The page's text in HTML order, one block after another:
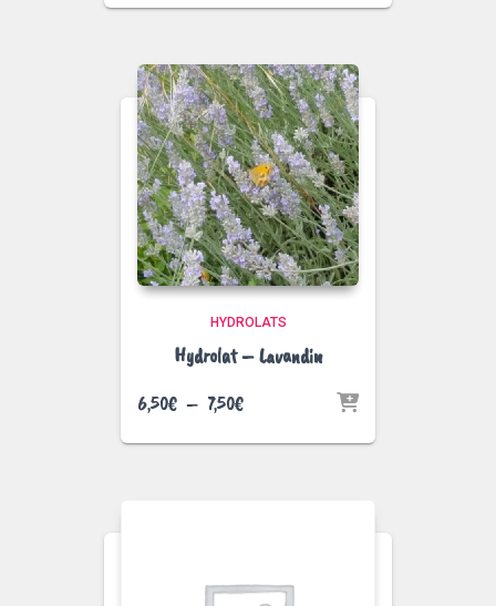
prix :
à
7,50€
HYDROLATS
Hydrolat – Lavandin
6,50€ – 7,50€Plage
prix :